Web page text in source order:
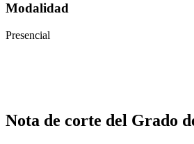
Modalidad
Presencial
Nota de corte del Grado